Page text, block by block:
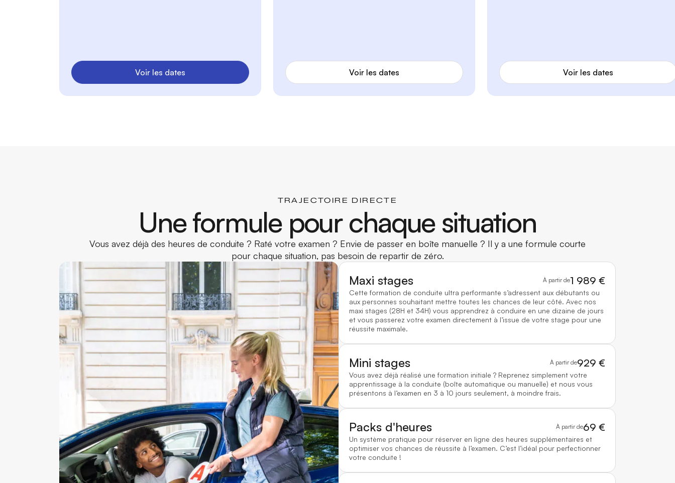
Voir les dates Voir les dates Voir les dates
TRAJECTOIRE DIRECTE
Une formule pour chaque situation
Vous avez déjà des heures de conduite ? Raté votre examen ? Envie de passer en boîte manuelle ? Il y a une formule courte
pour chaque situation, pas besoin de repartir de zéro.
Maxi stages À partir de1 989 €
Cette formation de conduite ultra performante s’adressent aux débutants ou
aux personnes souhaitant mettre toutes les chances de leur côté. Avec nos
maxi stages (28H et 34H) vous apprendrez à conduire en une dizaine de jours
et vous passerez votre examen directement à l’issue de votre stage pour une
réussite maximale.
Mini stages À partir de929 €
Vous avez déjà réalisé une formation initiale ? Reprenez simplement votre
apprentissage à la conduite (boîte automatique ou manuelle) et nous vous
présentons à l’examen en 3 à 10 jours seulement, à moindre frais.
Packs d'heures À partir de69 €
Un système pratique pour réserver en ligne des heures supplémentaires et
optimiser vos chances de réussite à l’examen. C’est l’idéal pour perfectionner
votre conduite !